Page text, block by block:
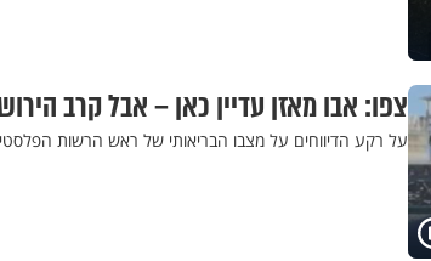
צפו: אבו מאזן עדיין כאן – אבל קרב
על רקע הדיווחים על מצבו הבריאותי של ראש הרשות